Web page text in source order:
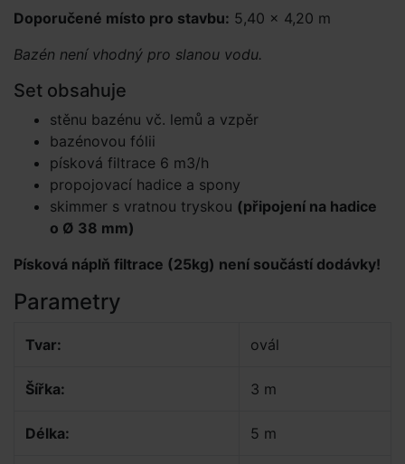
Doporučené místo pro stavbu: 5,40 × 4,20 m
Bazén není vhodný pro slanou vodu.
Set obsahuje
stěnu bazénu vč. lemů a vzpěr
bazénovou fólii
písková filtrace 6 m3/h
propojovací hadice a spony
skimmer s vratnou tryskou (připojení na hadice
o Ø 38 mm)
Písková náplň filtrace (25kg) není součástí dodávky!
Parametry
Tvar: ovál
Šířka: 3 m
Délka: 5 m